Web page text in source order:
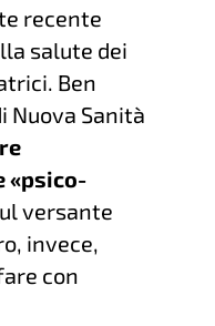
recente
salute dei
Ben
Nuova Sanità
«psico-
versante
invece,
con